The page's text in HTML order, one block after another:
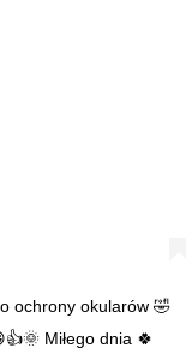
ochrony okularów 🤣
Miłego dnia 🍀